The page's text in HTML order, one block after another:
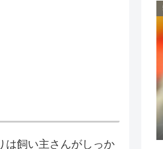
は飼い主さんがしっか